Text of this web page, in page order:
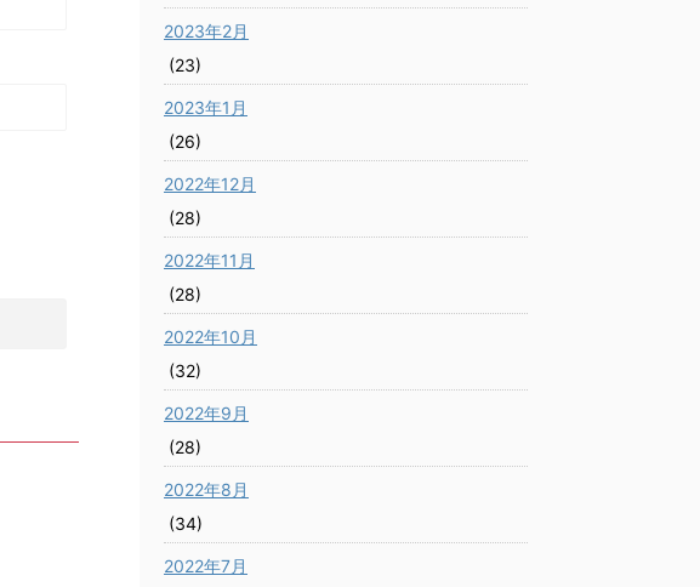
2023年2月
(23)
2023年1月
(26)
2022年12月
(28)
2022年11月
(28)
2022年10月
(32)
2022年9月
(28)
2022年8月
(34)
2022年7月